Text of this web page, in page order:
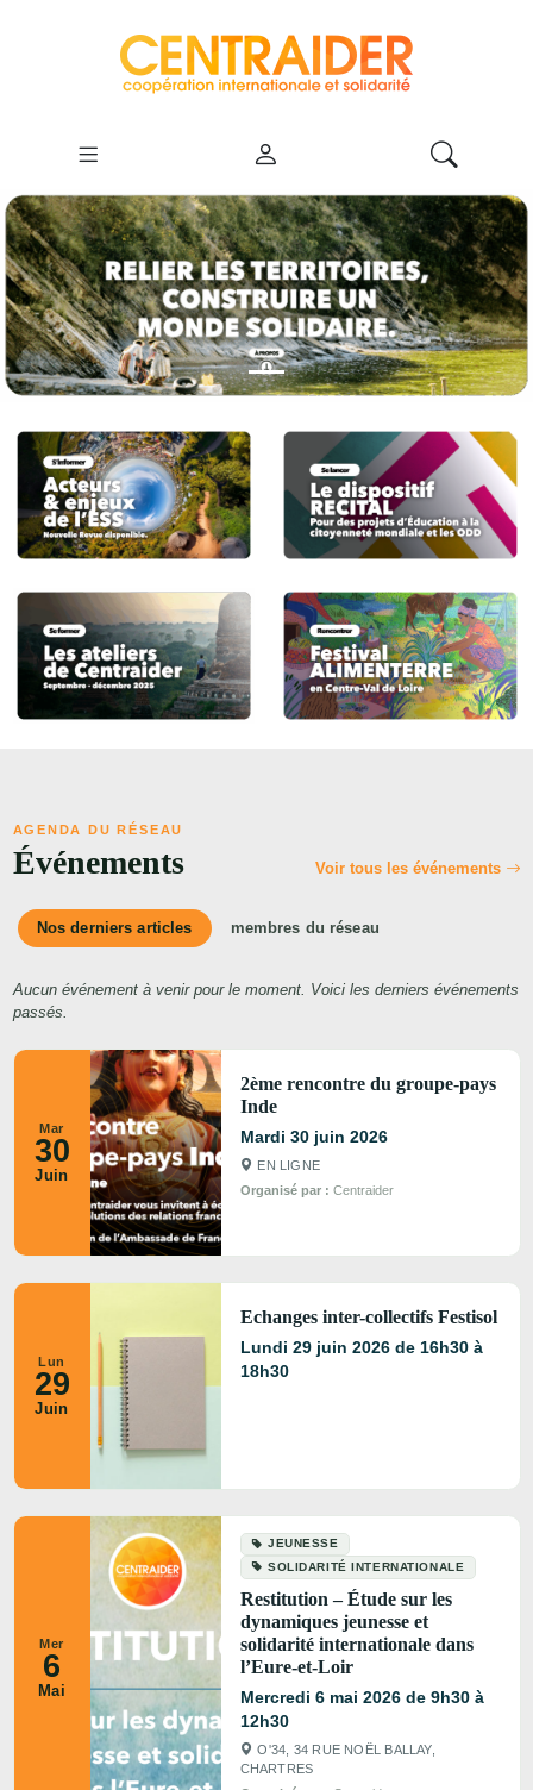
Centraider - Réseau
AGENDA DU RÉSEAU
Événements Voir tous les événements
Nos derniers articles membres du réseau
Aucun événement à venir pour le moment. Voici les derniers événements
passés.
Mar
30
Juin
2ème rencontre du groupe-pays
Inde
Mardi 30 juin 2026
EN LIGNE
Organisé par : Centraider
Lun
29
Juin
Echanges inter-collectifs Festisol
Lundi 29 juin 2026 de 16h30 à
18h30
Mer
6
Mai
JEUNESSE
SOLIDARITÉ INTERNATIONALE
Restitution – Étude sur les
dynamiques jeunesse et
solidarité internationale dans
l’Eure-et-Loir
Mercredi 6 mai 2026 de 9h30 à
12h30
O'34, 34 RUE NOËL BALLAY,
CHARTRES